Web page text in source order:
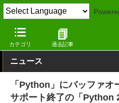
カテゴリ 過去記事
窓の杜 セキュリティ
ニュース
「Python」にバッファオ
サポート終了の「Python